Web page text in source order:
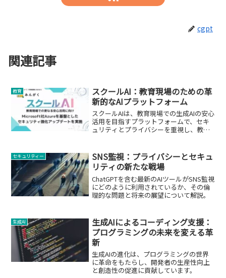
cgpt
関連記事
教育
スクールAI：教育現場のための革
新的なAIプラットフォーム
スクールAIは、教育現場での生成AIの安心
活用を目指すプラットフォームで、セキ
ュリティとプライバシーを重視し、教育
セキュリティー
SNS監視：プライバシーとセキュ
リティの新たな戦場
ChatGPTを含む最新のAIツールがSNS監視
にどのように利用されているか、その倫
理的な問題と将来の展望について解説。
生成AI
生成AIによるコーディング支援：
プログラミングの未来を変える革
新
生成AIの進化は、プログラミングの世界
に革命をもたらし、開発者の生産性向上
と創造性の促進に貢献しています。